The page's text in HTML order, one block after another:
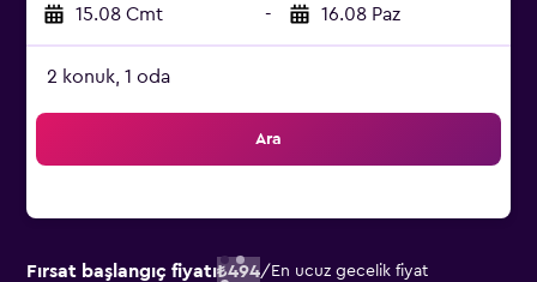
15.08 Cmt - 16.08 Paz
2 konuk, 1 oda
Ara
Fırsat başlangıç fiyatı₺494/ En ucuz gecelik fiyat